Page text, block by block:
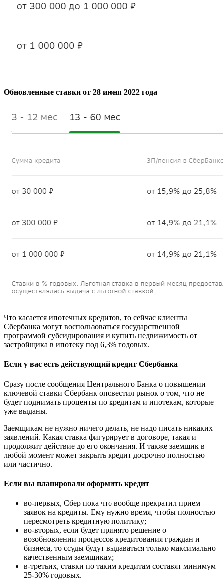
Обновленные ставки от 28 июня 2022 года
Что касается ипотечных кредитов, то сейчас клиенты
Сбербанка могут воспользоваться государственной
программой субсидирования и купить недвижимость от
застройщика в ипотеку под 6,3% годовых.
Если у вас есть действующий кредит Сбербанка
Сразу после сообщения Центрального Банка о повышении
ключевой ставки Сбербанк оповестил рынок о том, что не
будет поднимать проценты по кредитам и ипотекам, которые
уже выданы.
Заемщикам не нужно ничего делать, не надо писать никаких
заявлений. Какая ставка фигурирует в договоре, такая и
продолжит действие до его окончания. И также заемщик в
любой момент может закрыть кредит досрочно полностью
или частично.
Если вы планировали оформить кредит
во-первых, Сбер пока что вообще прекратил прием
заявок на кредиты. Ему нужно время, чтобы полностью
пересмотреть кредитную политику;
во-вторых, если будет принято решение о
возобновлении процессов кредитования граждан и
бизнеса, то ссуды будут выдаваться только максимально
качественным заемщикам;
в-третьих, ставки по таким кредитам составят минимум
25-30% годовых.